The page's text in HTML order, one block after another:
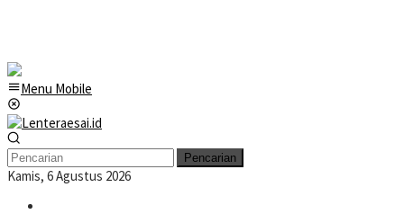
Menu Mobile
Pencarian
Kamis, 6 Agustus 2026